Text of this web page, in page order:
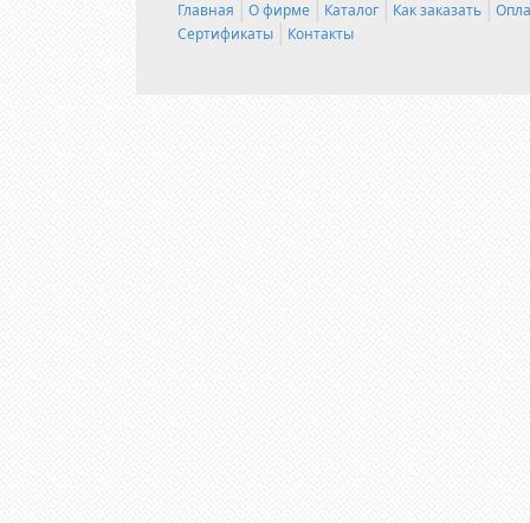
Главная О фирме Каталог Как заказать
Сертификаты
Контакты